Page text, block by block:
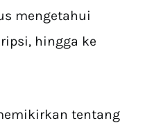
mengetahui
hingga ke
tentang